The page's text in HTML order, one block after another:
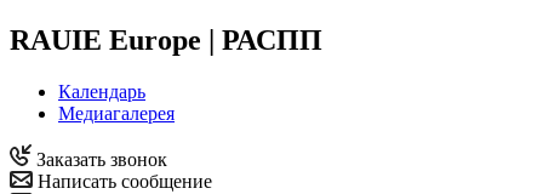
RAUIE Europe | РАСПП
Календарь
Медиагалерея
Заказать звонок
Написать сообщение